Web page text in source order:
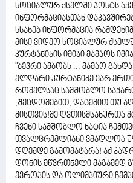
სოციალურ ქსელში პოსტს
ინფორმაციასთან
სსახებ ინფორმაცია
მისი ვიდეო სოციალურ
კურტანიჯის იმიჯი მამაოს
"ბევრი ამბობს ... მამაო
ელდარი კურტანიძე ვარ
რომელსაც სამშობლო
,შეცდომებით, დაცემით თუ
მისთვის!მე ღვთისმსახურთა
ჩვენი სამშობლო ხატია
თვალცრემლიანი ვმადლობ
დღემდე გამომატარა! აქ
დონის მწვრთნელი მაგამედ
ევროპის და ოლიმპიური